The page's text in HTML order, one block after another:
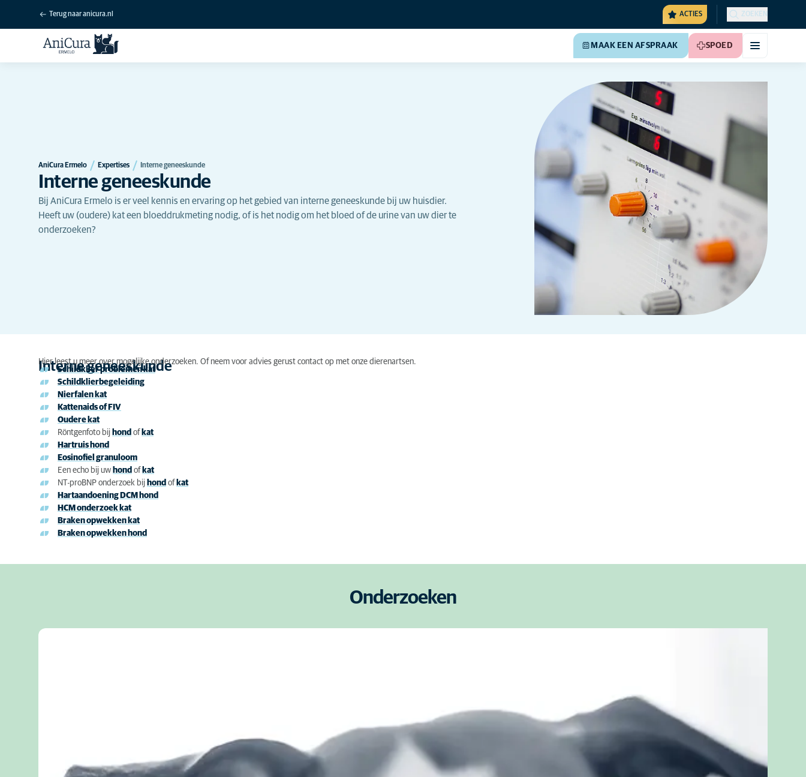
Terug naar anicura.nl ACTIES ZOEKEN
MAAK EEN AFSPRAAK SPOED
AniCura Ermelo Expertises Interne geneeskunde
Interne geneeskunde
Bij AniCura Ermelo is er veel kennis en ervaring op het gebied van interne geneeskunde bij uw huisdier.
Heeft uw (oudere) kat een bloeddrukmeting nodig, of is het nodig om het bloed of de urine van uw dier te
onderzoeken?
Interne geneeskunde
Hier leest u meer over mogelijke onderzoeken. Of neem voor advies gerust contact op met onze dierenartsen.
Schildklier problemen kat
Schildklierbegeleiding
Nierfalen kat
Kattenaids of FIV
Oudere kat
Röntgenfoto bij hond of kat
Hartruis hond
Eosinofiel granuloom
Een echo bij uw hond of kat
NT-proBNP onderzoek bij hond of kat
Hartaandoening DCM hond
HCM onderzoek kat
Braken opwekken kat
Braken opwekken hond
Onderzoeken